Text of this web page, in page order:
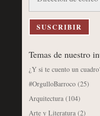
correo
electrónico
SUSCRIBIR
Temas de nuestro
¿Y si te cuento un
#OrgulloBarroco(25)
Arquitectura(104)
Arte y Literatura(2)